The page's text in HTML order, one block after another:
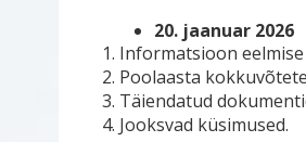
20. jaanuar 2026
1. Informatsioon
2. Poolaasta
3. Täiendatud
4. Jooksvad küsimused.